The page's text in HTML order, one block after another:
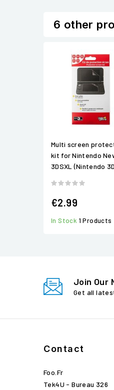
6 other
Multi screen
kit for Nintendo
3DSXL (Nintendo
€2.99
In Stock 1 Products
Join Our
Get all
Contact
Foo.fr
Tek4U - Bureau 326